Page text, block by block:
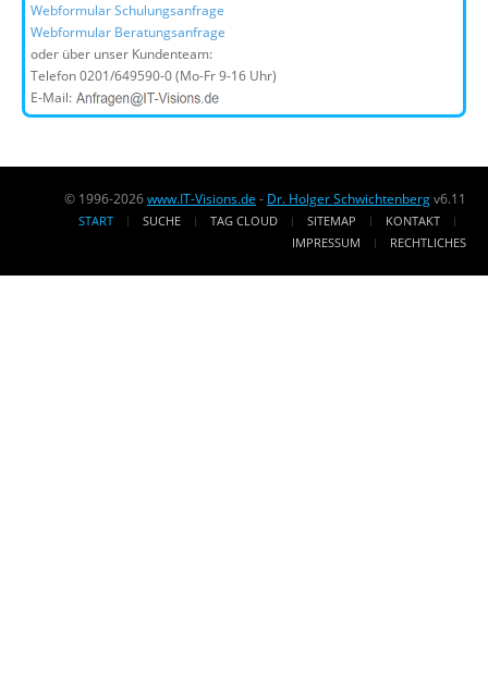
Webformular Schulungsanfrage
Webformular Beratungsanfrage
oder über unser Kundenteam:
Telefon0201/649590-0(Mo-Fr 9-16 Uhr)
E-Mail:
© 1996-2026www.IT-Visions.de - Dr. Holger Schwichtenbergv6.11
START SUCHE TAG CLOUD SITEMAP
KONTAKT
IMPRESSUM
RECHTLICHES